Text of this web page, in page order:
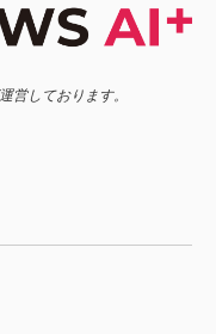
営しております。